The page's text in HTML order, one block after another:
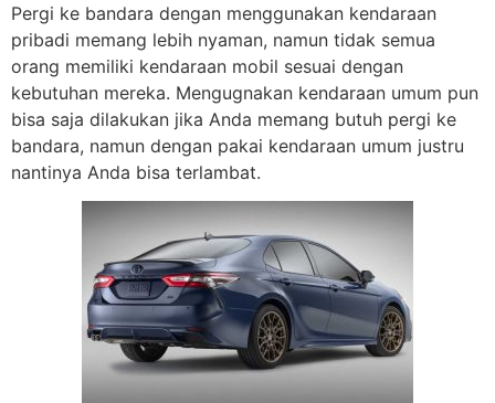
Pergi ke bandara dengan menggunakan kendaraan
pribadi memang lebih nyaman, namun tidak semua
orang memiliki kendaraan mobil sesuai dengan
kebutuhan mereka. Mengugnakan kendaraan umum pun
bisa saja dilakukan jika Anda memang butuh pergi ke
bandara, namun dengan pakai kendaraan umum justru
nantinya Anda bisa terlambat.